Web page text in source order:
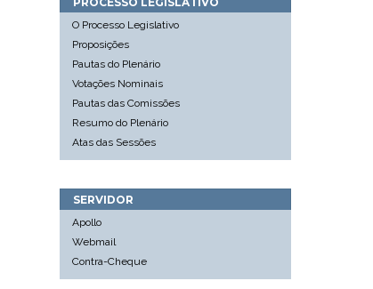
O Processo Legislativo
Proposições
Pautas do Plenário
Votações Nominais
Pautas das Comissões
Resumo do Plenário
Atas das Sessões
SERVIDOR
Apollo
Webmail
Contra-Cheque